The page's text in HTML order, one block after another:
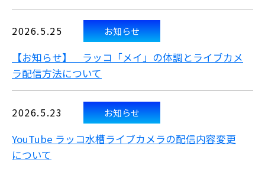
2026.5.25 お知らせ
【お知らせ】 ラッコ「メイ」の体調とライブカメ
ラ配信方法について
2026.5.23 お知らせ
YouTube ラッコ水槽ライブカメラの配信内容変更
について